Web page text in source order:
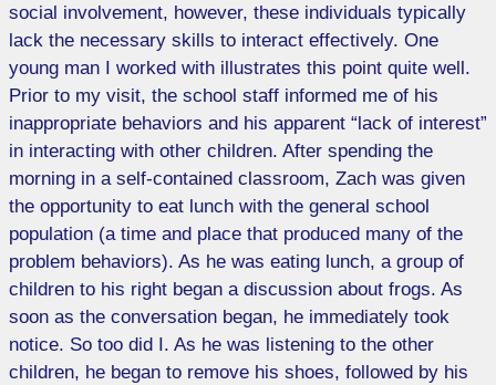
social involvement, however, these individuals typically
lack the necessary skills to interact effectively. One
young man I worked with illustrates this point quite well.
Prior to my visit, the school staff informed me of his
inappropriate behaviors and his apparent “lack of interest”
in interacting with other children. After spending the
morning in a self-contained classroom, Zach was given
the opportunity to eat lunch with the general school
population (a time and place that produced many of the
problem behaviors). As he was eating lunch, a group of
children to his right began a discussion about frogs. As
soon as the conversation began, he immediately took
notice. So too did I. As he was listening to the other
children, he began to remove his shoes, followed by his